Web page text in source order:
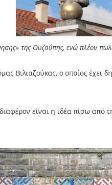
της Ουζούπης, ενώ πλέον
Βιλιαζούκας, ο οποίος έχει
είναι η ιδέα πίσω από